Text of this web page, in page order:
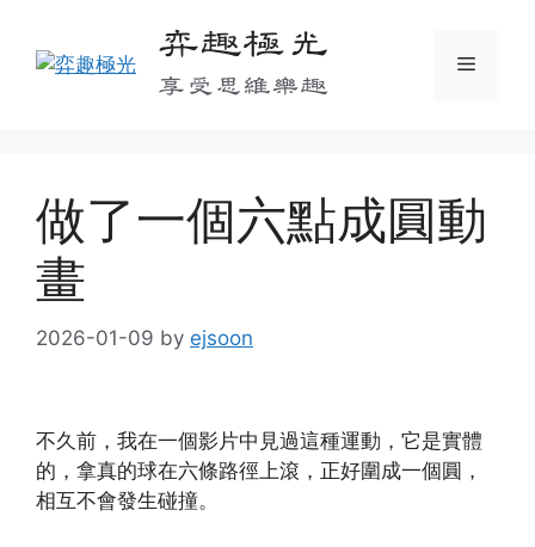
content
弈趣極光
享受思維樂趣
Menu
做了一個六點成圓動
畫
2026-01-09 by ejsoon
不久前，我在一個影片中見過這種運動，它是實體
的，拿真的球在六條路徑上滾，正好圍成一個圓，
相互不會發生碰撞。